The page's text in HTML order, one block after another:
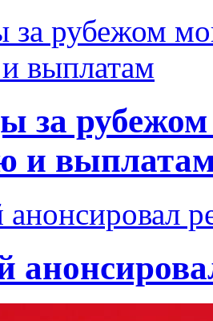
за рубежом
и